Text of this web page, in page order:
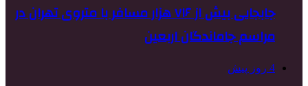
جابجایی بیش از ۷۱۶ هزار مسافر با متروی تهران در
مراسم جاماندگان اربعین
4 روز پیش